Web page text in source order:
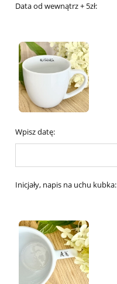
Data od wewnątrz + 5zł:
Wpisz datę:
Inicjały, napis na uchu kubka: